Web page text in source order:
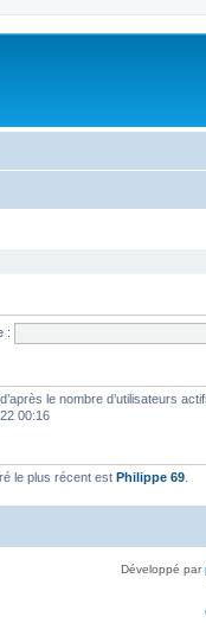
:
le nombre d’utilisateurs
00:16
le plus récent est Philippe 69
Développé par